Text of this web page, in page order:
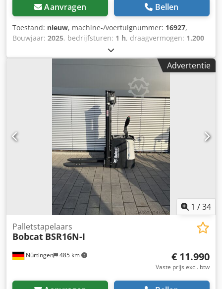
Aanvragen Bellen
Toestand: nieuw, machine-/voertuignummer: 16927,
Bouwjaar: 2025, bedrijfsturen: 1 h, draagvermogen: 1.200
, ladingzwaartepunt:
brandstoftype:elektrisch, masttype:Simplex,
, batterijspanning:24 V, vorklengte:
, 5108763 Dksdpoyv S
Rmefx Akier Serienummer: OBWNL-003130 Specificaties
batterij: 24V 60Ah
Advertentie
1 /34
Nürtingen 485 km
Palletstapelaars
Bobcat BSR16N-I
€ 11.990
Vaste prijs excl. btw